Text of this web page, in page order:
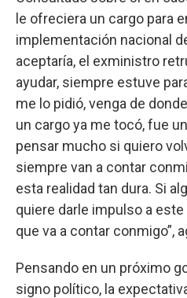
le ofreciera un cargo para
implementación nacional
aceptaría, el exministro
ayudar, siempre estuve
me lo pidió, venga de
un cargo ya me tocó, fue
pensar mucho si quiero
siempre van a contar
esta realidad tan dura. Si
quiere darle impulso a
que va a contar conmigo”,
Pensando en un próximo
signo político, la